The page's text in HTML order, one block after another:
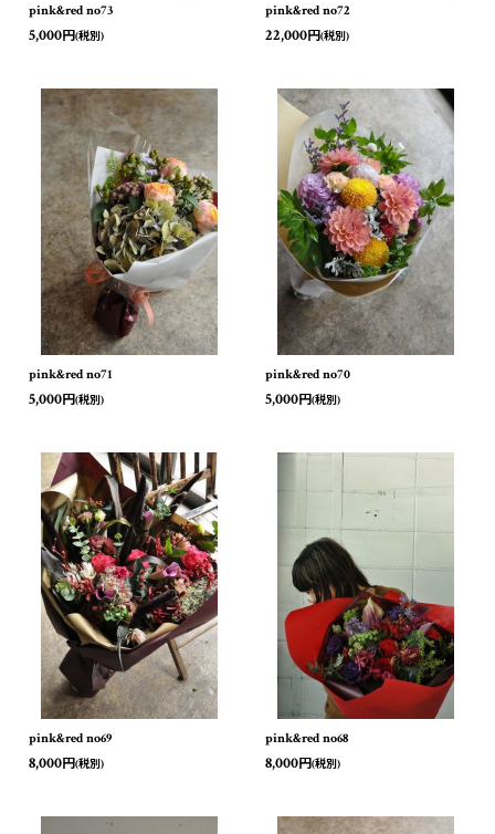
pink&red no73
5,000円(税別)
pink&red no72
22,000円(税別)
pink&red no71
5,000円(税別)
pink&red no70
5,000円(税別)
pink&red no69
8,000円(税別)
pink&red no68
8,000円(税別)